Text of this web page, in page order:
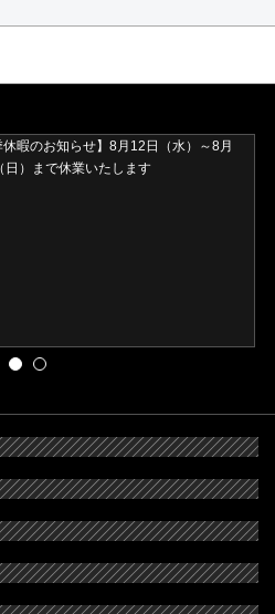
年8月29日(土)・30日(日)開催】ORBEA
＆バレイワークス買取イベント開催